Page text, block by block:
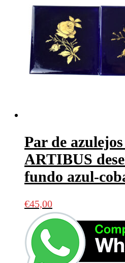
Par de
ARTIBUS
fundo azul-
€45,00